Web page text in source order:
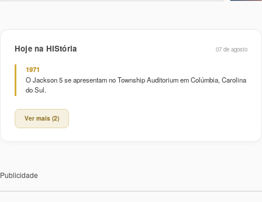
Hoje na HIStória 07 de agosto
1971
O Jackson 5 se apresentam no Township Auditorium em Colúmbia, Carolina
do Sul.
Ver mais (2)
Publicidade